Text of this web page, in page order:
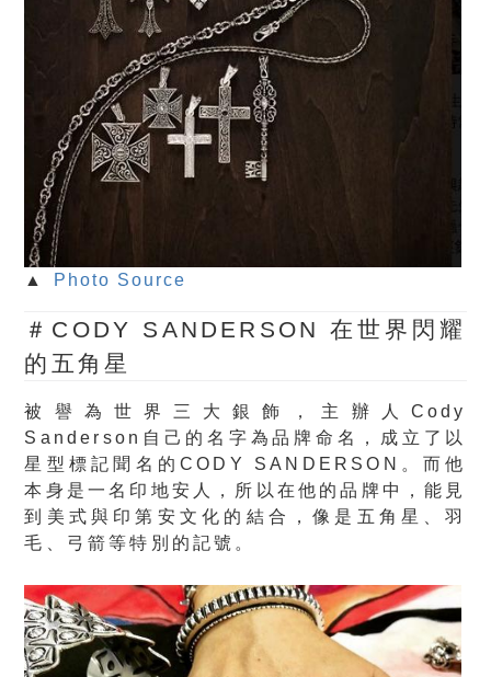
▲ Photo Source
＃CODY SANDERSON 在世界閃耀
的五角星
被譽為世界三大銀飾，主辦人Cody
Sanderson自己的名字為品牌命名，成立了以
星型標記聞名的CODY SANDERSON。而他
本身是一名印地安人，所以在他的品牌中，能見
到美式與印第安文化的結合，像是 五角星、羽
毛、弓箭等特別的記號。